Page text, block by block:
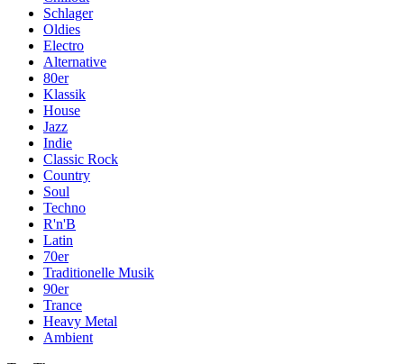
Schlager
Oldies
Electro
Alternative
80er
Klassik
House
Jazz
Indie
Classic Rock
Country
Soul
Techno
R'n'B
Latin
70er
Traditionelle Musik
90er
Trance
Heavy Metal
Ambient